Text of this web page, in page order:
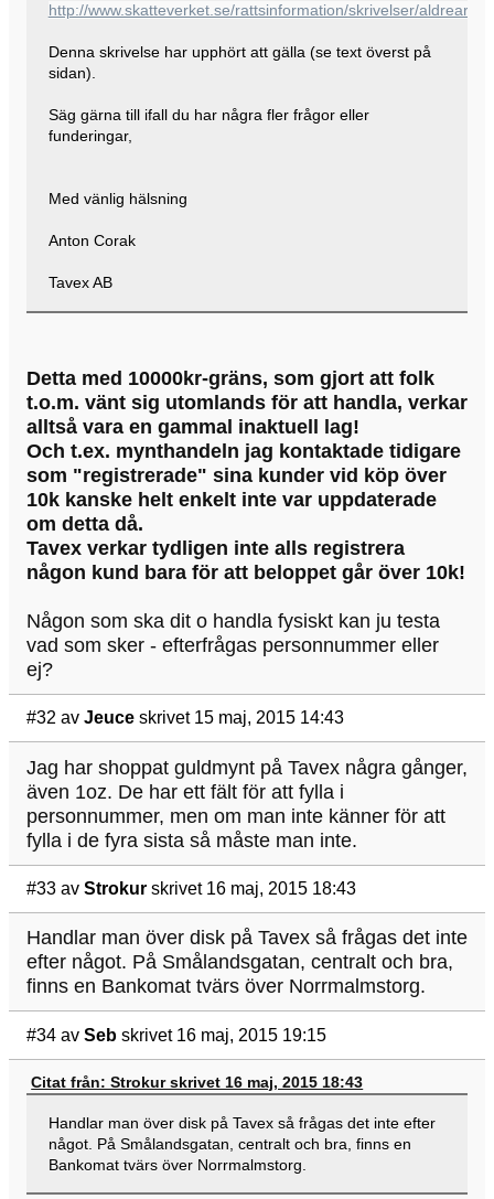
http://www.skatteverket.se/rattsinformation/skrivelser/aldrear/
Denna skrivelse har upphört att gälla (se text överst på
sidan).
Säg gärna till ifall du har några fler frågor eller
funderingar,
Med vänlig hälsning
Anton Corak
Tavex AB
Detta med 10000kr-gräns, som gjort att folk
t.o.m. vänt sig utomlands för att handla, verkar
alltså vara en gammal inaktuell lag!
Och t.ex. mynthandeln jag kontaktade tidigare
som "registrerade" sina kunder vid köp över
10k kanske helt enkelt inte var uppdaterade
om detta då.
Tavex verkar tydligen inte alls registrera
någon kund bara för att beloppet går över 10k!
Någon som ska dit o handla fysiskt kan ju testa
vad som sker - efterfrågas personnummer eller
ej?
#32 av Jeuce skrivet 15 maj, 2015 14:43
Jag har shoppat guldmynt på Tavex några gånger,
även 1oz. De har ett fält för att fylla i
personnummer, men om man inte känner för att
fylla i de fyra sista så måste man inte.
#33 av Strokur skrivet 16 maj, 2015 18:43
Handlar man över disk på Tavex så frågas det inte
efter något. På Smålandsgatan, centralt och bra,
finns en Bankomat tvärs över Norrmalmstorg.
#34 av Seb skrivet 16 maj, 2015 19:15
Citat från: Strokur skrivet 16 maj, 2015 18:43
Handlar man över disk på Tavex så frågas det inte efter
något. På Smålandsgatan, centralt och bra, finns en
Bankomat tvärs över Norrmalmstorg.